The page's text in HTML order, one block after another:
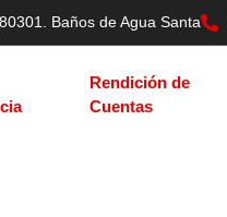
Baños de Agua Santa
Rendición de
Cuentas